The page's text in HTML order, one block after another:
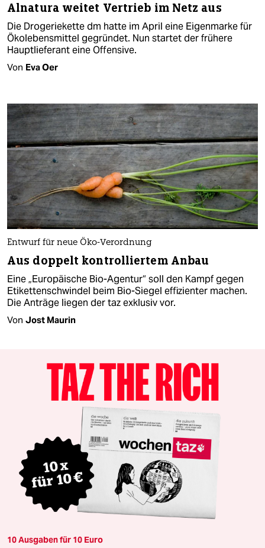
Alnatura weitet Vertrieb im Netz aus
Die Drogeriekette dm hatte im April eine Eigenmarke für
Ökolebensmittel gegründet. Nun startet der frühere
Hauptlieferant eine Offensive.
Von Eva Oer
Entwurf für neue Öko-Verordnung
Aus doppelt kontrolliertem Anbau
Eine „Europäische Bio-Agentur“ soll den Kampf gegen
Etikettenschwindel beim Bio-Siegel effizienter machen.
Die Anträge liegen der taz exklusiv vor.
Von Jost Maurin
10 Ausgaben für 10 Euro